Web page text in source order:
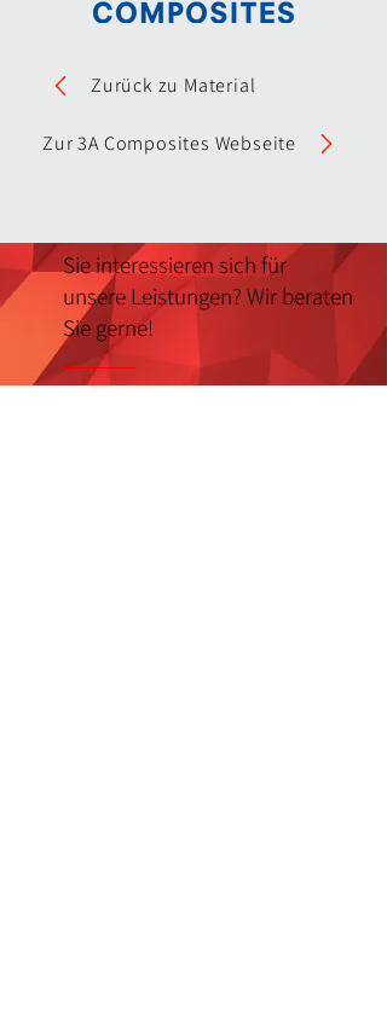
Zurück zu Material
Zur 3A Composites Webseite
Sie interessieren sich für
unsere Leistungen? Wir beraten
Sie gerne!